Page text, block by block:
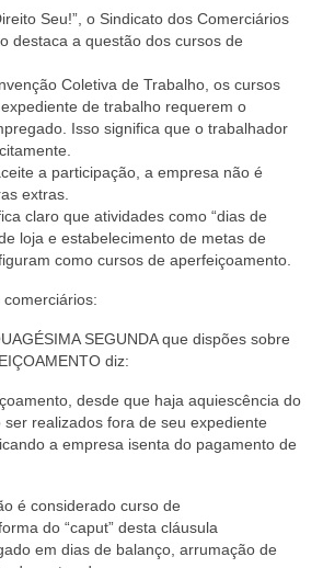
Seu!”, o Sindicato dos Comerciários
destaca a questão dos cursos de
Coletiva de Trabalho, os cursos
de trabalho requerem o
Isso significa que o trabalhador
a participação, a empresa não é
extras.
claro que atividades como “dias de
loja e estabelecimento de metas de
como cursos de aperfeiçoamento.
SEGUNDA que dispões sobre
diz:
desde que haja aquiescência do
realizados fora de seu expediente
a empresa isenta do pagamento de
é considerado curso de
do “caput” desta cláusula
em dias de balanço, arrumação de